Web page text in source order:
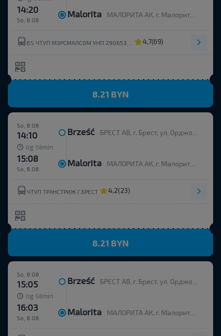
So, 8.08
14:20 Malorita МАЛОРИТА АК, г. Малорита, ул. Вокзальная, 19
4,7(69)
8.21 BYN
So, 8.08
14:10 Brześć БРЕСТ АВ, г. Брест, ул. Орджоникидзе, 12, Беларусь
0g 58 min
So, 8.08
15:08 Malorita МАЛОРИТА АК, г. Малорита, ул. Вокзальная, 19
ЧТУП ТРАНСТРИЖ Г.БРЕСТ 4,2(23)
8.21 BYN
So, 8.08
15:05 Brześć БРЕСТ АВ, г. Брест, ул. Орджоникидзе, 12, Беларусь
0g 58 min
So, 8.08
16:03 Malorita МАЛОРИТА АК, г. Малорита, ул. Вокзальная, 19